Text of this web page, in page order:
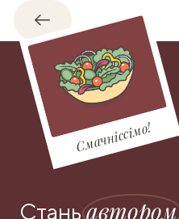
Назад
Смачніссімо!
Станьавтором